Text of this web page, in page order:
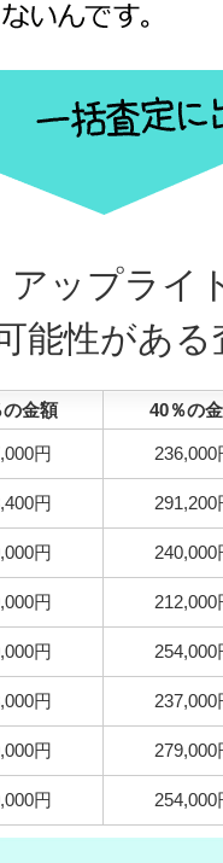
アップライ
能性がある
の金額 40％の
円 236,000
円 291,200
円 240,000
円 212,000
円 254,000
円 237,000
円 279,000
円 254,000